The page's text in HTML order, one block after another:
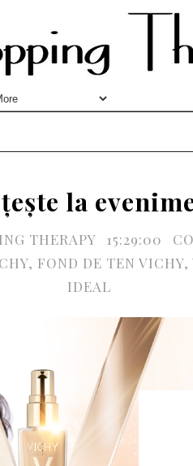
la
THERAPY 15:29:00
, FOND DE TEN VICHY,
IDEAL